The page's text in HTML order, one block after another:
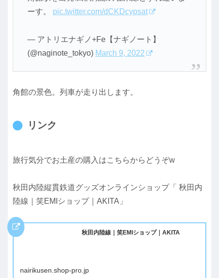
ーす。 pic.twitter.com/dCKDcypsat
— アトリエナギノ+Fe【ナギノート】
(@naginote_tokyo) March 9, 2022
角館の景色。列車が走り出します。
リンク
旅行気分でお土産の購入はこちらからどうぞw
秋田内陸縦貫鉄道グッズオンラインショップ「 秋田内
陸線｜笑EMIショップ｜AKITA」
秋田内陸線｜笑EMIショップ｜AKITA
nairikusen.shop-pro.jp